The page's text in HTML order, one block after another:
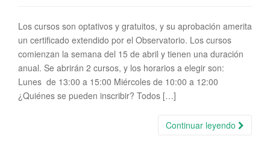
Los cursos son optativos y gratuitos, y su aprobación amerita
un certificado extendido por el Observatorio. Los cursos
comienzan la semana del 15 de abril y tienen una duración
anual. Se abrirán 2 cursos, y los horarios a elegir son:
Lunes de 13:00 a 15:00 Miércoles de 10:00 a 12:00
¿Quiénes se pueden inscribir? Todos […]
Continuar leyendo